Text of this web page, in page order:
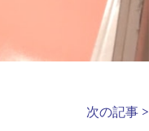
次の記事 >